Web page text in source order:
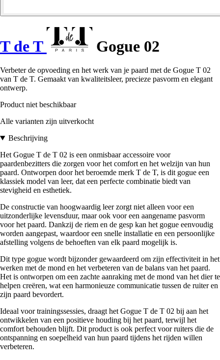
T de T Gogue 02
Verbeter de opvoeding en het werk van je paard met de Gogue T 02
van T de T. Gemaakt van kwaliteitsleer, precieze pasvorm en elegant
ontwerp.
Product niet beschikbaar
Alle varianten zijn uitverkocht
Beschrijving
Het Gogue T de T 02 is een onmisbaar accessoire voor
paardenbezitters die zorgen voor het comfort en het welzijn van hun
paard. Ontworpen door het beroemde merk T de T, is dit gogue een
klassiek model van leer, dat een perfecte combinatie biedt van
stevigheid en esthetiek.
De constructie van hoogwaardig leer zorgt niet alleen voor een
uitzonderlijke levensduur, maar ook voor een aangename pasvorm
voor het paard. Dankzij de riem en de gesp kan het gogue eenvoudig
worden aangepast, waardoor een snelle installatie en een persoonlijke
afstelling volgens de behoeften van elk paard mogelijk is.
Dit type gogue wordt bijzonder gewaardeerd om zijn effectiviteit in het
werken met de mond en het verbeteren van de balans van het paard.
Het is ontworpen om een zachte aanraking met de mond van het dier te
helpen creëren, wat een harmonieuze communicatie tussen de ruiter en
zijn paard bevordert.
Ideaal voor trainingssessies, draagt het Gogue T de T 02 bij aan het
ontwikkelen van een positieve houding bij het paard, terwijl het
comfort behouden blijft. Dit product is ook perfect voor ruiters die de
ontspanning en soepelheid van hun paard tijdens het rijden willen
verbeteren.